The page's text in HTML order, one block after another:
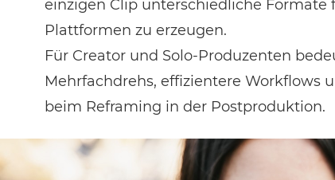
einzigen Clip unterschiedliche Formate
Plattformen zu erzeugen.
Für Creator und Solo-Produzenten
Mehrfachdrehs, effizientere Workflows
beim Reframing in der Postproduktion.